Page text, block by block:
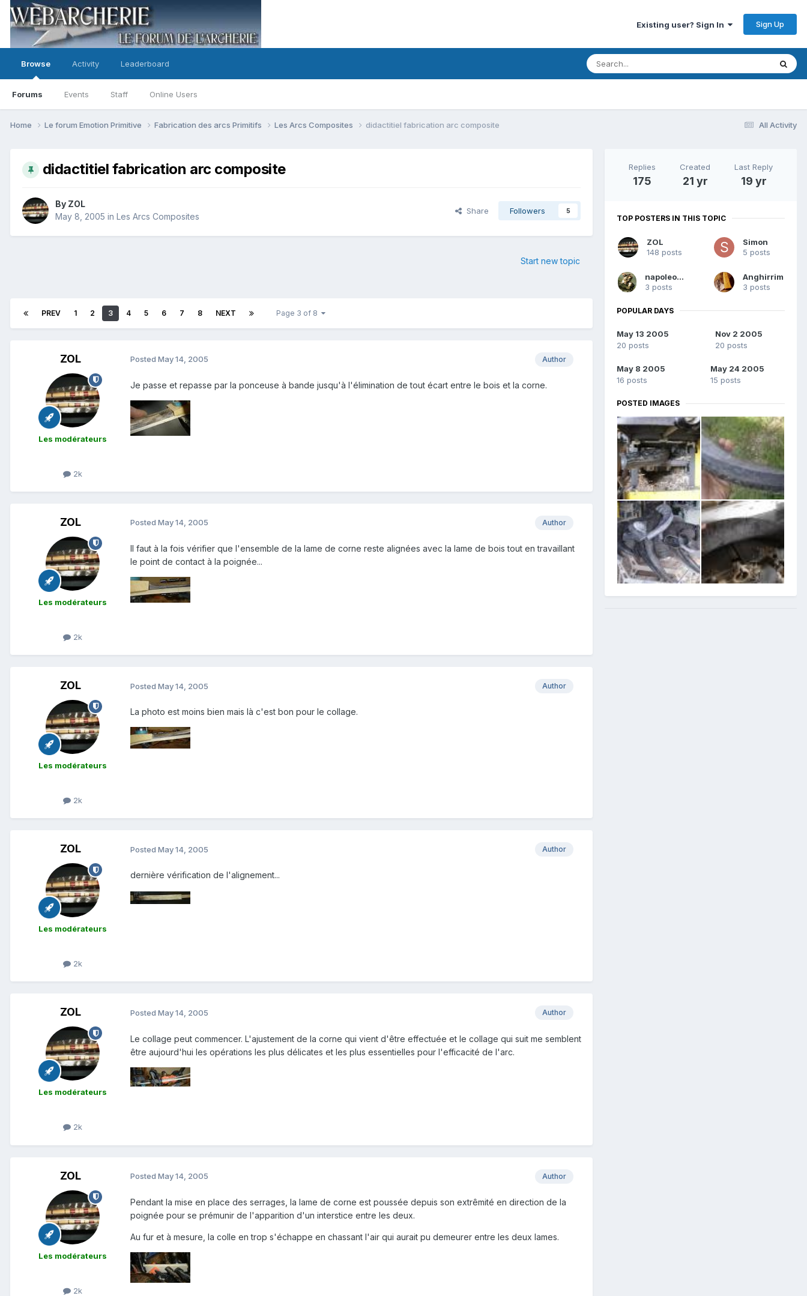
Existing user? Sign In Sign Up
Browse
Forums Events Staff Online Users
Activity Leaderboard
All Activity
Home Le forum Emotion Primitive Fabrication des arcs Primitifs Les Arcs Composites didactitiel fabrication arc composite
didactitiel fabrication arc composite
By ZOL
May 8, 2005 in Les Arcs Composites
Share Followers 5
Start new topic
PREV 1 2 3 4 5 6 7 8 NEXT Page 3 of 8
ZOL
Les modérateurs
2k
Author
Posted May 14, 2005
Je passe et repasse par la ponceuse à bande jusqu'à l'élimination de tout écart entre le bois et la corne.
ZOL
Les modérateurs
2k
Author
Posted May 14, 2005
Il faut à la fois vérifier que l'ensemble de la lame de corne reste alignées avec la lame de bois tout en travaillant
le point de contact à la poignée...
ZOL
Les modérateurs
2k
Author
Posted May 14, 2005
La photo est moins bien mais là c'est bon pour le collage.
ZOL
Les modérateurs
2k
Author
Posted May 14, 2005
dernière vérification de l'alignement...
ZOL
Les modérateurs
2k
Author
Posted May 14, 2005
Le collage peut commencer. L'ajustement de la corne qui vient d'être effectuée et le collage qui suit me semblent
être aujourd'hui les opérations les plus délicates et les plus essentielles pour l'efficacité de l'arc.
ZOL
Les modérateurs
2k
Author
Posted May 14, 2005
Pendant la mise en place des serrages, la lame de corne est poussée depuis son extrêmité en direction de la
poignée pour se prémunir de l'apparition d'un interstice entre les deux.
Au fur et à mesure, la colle en trop s'échappe en chassant l'air qui aurait pu demeurer entre les deux lames.
Replies
175
Created
21 yr
Last Reply
19 yr
TOP POSTERS IN THIS TOPIC
ZOL
148 posts
Simon
5 posts
napoleon68
3 posts
Anghirrim
3 posts
POPULAR DAYS
May 13 2005
20 posts
Nov 2 2005
20 posts
May 8 2005
16 posts
May 24 2005
15 posts
POSTED IMAGES